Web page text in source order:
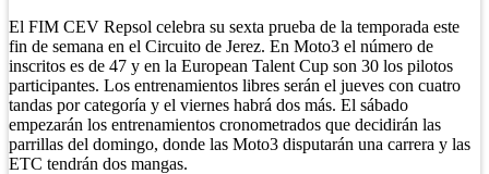
El FIM CEV Repsol celebra su sexta prueba de la temporada este
fin de semana en el Circuito de Jerez. En Moto3 el número de
inscritos es de 47 y en la European Talent Cup son 30 los pilotos
participantes. Los entrenamientos libres serán el jueves con cuatro
tandas por categoría y el viernes habrá dos más. El sábado
empezarán los entrenamientos cronometrados que decidirán las
parrillas del domingo, donde las Moto3 disputarán una carrera y las
ETC tendrán dos mangas.